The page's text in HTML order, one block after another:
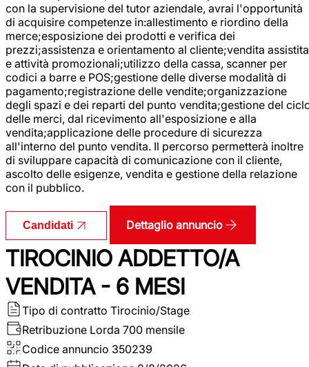
con la supervisione del tutor aziendale, avrai l'opportunità
di acquisire competenze in:allestimento e riordino della
merce;esposizione dei prodotti e verifica dei
prezzi;assistenza e orientamento al cliente;vendita assistita
e attività promozionali;utilizzo della cassa, scanner per
codici a barre e POS;gestione delle diverse modalità di
pagamento;registrazione delle vendite;organizzazione
degli spazi e dei reparti del punto vendita;gestione del
delle merci, dal ricevimento all'esposizione e alla
vendita;applicazione delle procedure di sicurezza
all'interno del punto vendita. Il percorso permetterà inoltre
di sviluppare capacità di comunicazione con il cliente,
ascolto delle esigenze, vendita e gestione della relazione
con il pubblico.
Candidati Dettaglio annuncio
TIROCINIO ADDETTO/A
VENDITA - 6 MESI
Tipo di contratto Tirocinio/Stage
Retribuzione Lorda 700 mensile
Codice annuncio 350239